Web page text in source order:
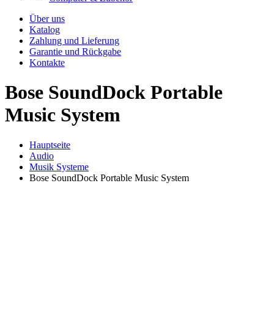
Über uns
Katalog
Zahlung und Lieferung
Garantie und Rückgabe
Kontakte
Bose SoundDock Portable
Music System
Hauptseite
Audio
Musik Systeme
Bose SoundDock Portable Music System